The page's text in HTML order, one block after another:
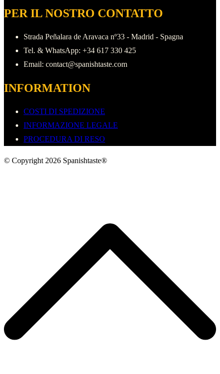
PER IL NOSTRO CONTATTO
Strada Peñalara de Aravaca nº33 - Madrid - Spagna
Tel. & WhatsApp: +34 617 330 425
Email: contact@spanishtaste.com
INFORMATION
COSTI DI SPEDIZIONE
INFORMAZIONE LEGALE
PROCEDURA DI RESO
© Copyright 2026 Spanishtaste®